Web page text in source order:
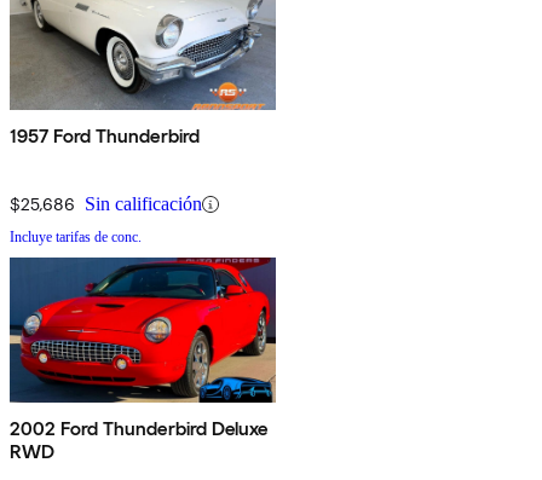
1957 Ford Thunderbird
$25,686 Sin calificación
Incluye tarifas de conc.
2002 Ford Thunderbird Deluxe
RWD